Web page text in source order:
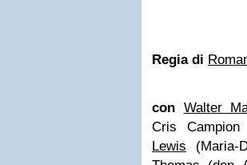
Regia di
con Walter
Cris Campion
Lewis (Maria-